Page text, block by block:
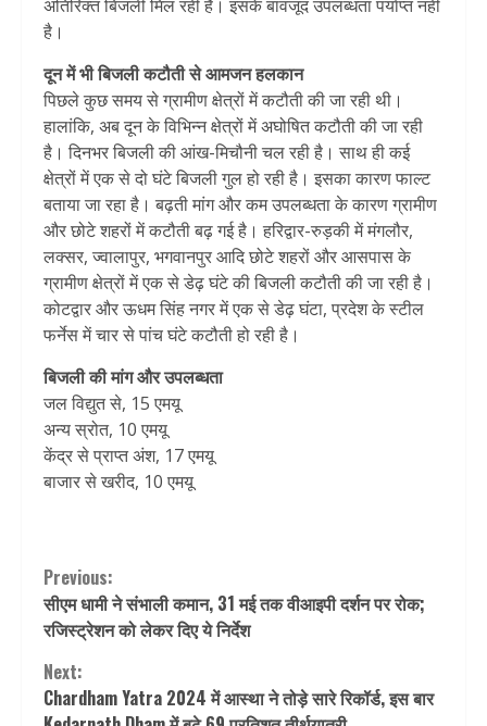
अतिरिक्त बिजली मिल रही है। इसके बावजूद उपलब्धता पर्याप्त नहीं
है।
दून में भी बिजली कटौती से आमजन हलकान
पिछले कुछ समय से ग्रामीण क्षेत्रों में कटौती की जा रही थी।
हालांकि, अब दून के विभिन्न क्षेत्रों में अघोषित कटौती की जा रही
है। दिनभर बिजली की आंख-मिचौनी चल रही है। साथ ही कई
क्षेत्रों में एक से दो घंटे बिजली गुल हो रही है। इसका कारण फाल्ट
बताया जा रहा है। बढ़ती मांग और कम उपलब्धता के कारण ग्रामीण
और छोटे शहरों में कटौती बढ़ गई है। हरिद्वार-रुड़की में मंगलौर,
लक्सर, ज्वालापुर, भगवानपुर आदि छोटे शहरों और आसपास के
ग्रामीण क्षेत्रों में एक से डेढ़ घंटे की बिजली कटौती की जा रही है।
कोटद्वार और ऊधम सिंह नगर में एक से डेढ़ घंटा, प्रदेश के स्टील
फर्नेस में चार से पांच घंटे कटौती हो रही है।
बिजली की मांग और उपलब्धता
जल विद्युत से, 15 एमयू
अन्य स्रोत, 10 एमयू
केंद्र से प्राप्त अंश, 17 एमयू
बाजार से खरीद, 10 एमयू
Continue
Reading
Previous:
सीएम धामी ने संभाली कमान, 31 मई तक वीआइपी दर्शन पर रोक;
रजिस्‍ट्रेशन को लेकर दिए ये निर्देश
Next:
Chardham Yatra 2024 में आस्था ने तोड़े सारे रिकॉर्ड, इस बार